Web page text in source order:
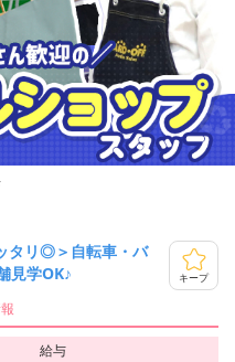
タリ◎＞自転車・バ
見学OK♪
キープ
給与